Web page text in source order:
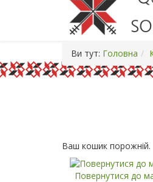
Ви тут: Головна
Ваш кошик порожній.
Повернутися до